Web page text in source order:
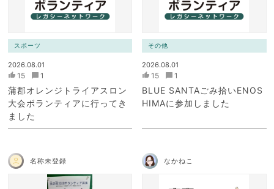
スポーツ
2026.08.01
15 1
蒲郡オレンジトライアスロン
大会ボランティアに行ってき
ました
その他
2026.08.01
15 1
BLUE SANTAごみ拾いENOS
HIMAに参加しました
名称未登録 なかねこ